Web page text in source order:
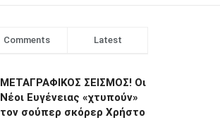
Comments Latest
ΜΕΤΑΓΡΑΦΙΚΟΣ ΣΕΙΣΜΟΣ! Οι
Νέοι Ευγένειας «χτυπούν»
τον σούπερ σκόρερ Χρήστο